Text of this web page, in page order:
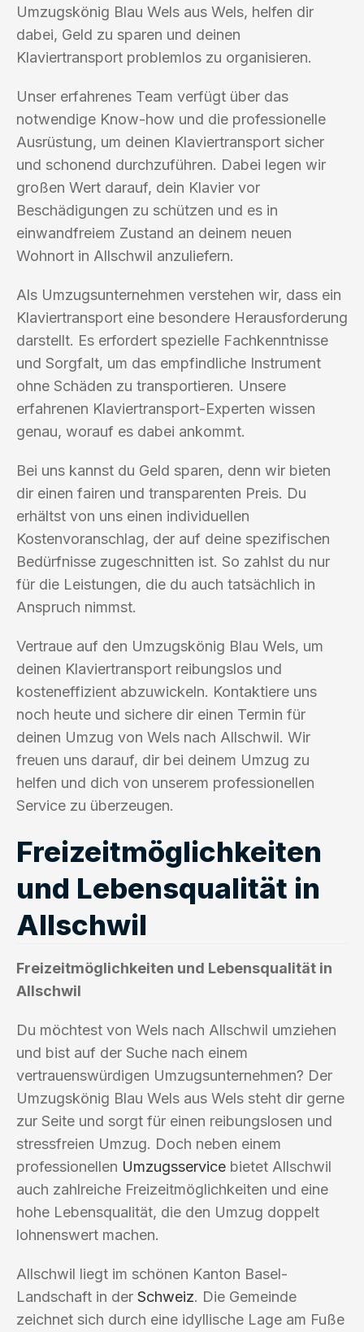
Umzugskönig Blau Wels aus Wels, helfen dir
dabei, Geld zu sparen und deinen
Klaviertransport problemlos zu organisieren.
Unser erfahrenes Team verfügt über das
notwendige Know-how und die professionelle
Ausrüstung, um deinen Klaviertransport sicher
und schonend durchzuführen. Dabei legen wir
großen Wert darauf, dein Klavier vor
Beschädigungen zu schützen und es in
einwandfreiem Zustand an deinem neuen
Wohnort in Allschwil anzuliefern.
Als Umzugsunternehmen verstehen wir, dass ein
Klaviertransport eine besondere Herausforderung
darstellt. Es erfordert spezielle Fachkenntnisse
und Sorgfalt, um das empfindliche Instrument
ohne Schäden zu transportieren. Unsere
erfahrenen Klaviertransport-Experten wissen
genau, worauf es dabei ankommt.
Bei uns kannst du Geld sparen, denn wir bieten
dir einen fairen und transparenten Preis. Du
erhältst von uns einen individuellen
Kostenvoranschlag, der auf deine spezifischen
Bedürfnisse zugeschnitten ist. So zahlst du nur
für die Leistungen, die du auch tatsächlich in
Anspruch nimmst.
Vertraue auf den Umzugskönig Blau Wels, um
deinen Klaviertransport reibungslos und
kosteneffizient abzuwickeln. Kontaktiere uns
noch heute und sichere dir einen Termin für
deinen Umzug von Wels nach Allschwil. Wir
freuen uns darauf, dir bei deinem Umzug zu
helfen und dich von unserem professionellen
Service zu überzeugen.
Freizeitmöglichkeiten
und Lebensqualität in
Allschwil
Freizeitmöglichkeiten und Lebensqualität in
Allschwil
Du möchtest von Wels nach Allschwil umziehen
und bist auf der Suche nach einem
vertrauenswürdigen Umzugsunternehmen? Der
Umzugskönig Blau Wels aus Wels steht dir gerne
zur Seite und sorgt für einen reibungslosen und
stressfreien Umzug. Doch neben einem
professionellen Umzugsservice bietet Allschwil
auch zahlreiche Freizeitmöglichkeiten und eine
hohe Lebensqualität, die den Umzug doppelt
lohnenswert machen.
Allschwil liegt im schönen Kanton Basel-
Landschaft in der Schweiz. Die Gemeinde
zeichnet sich durch eine idyllische Lage am Fuße